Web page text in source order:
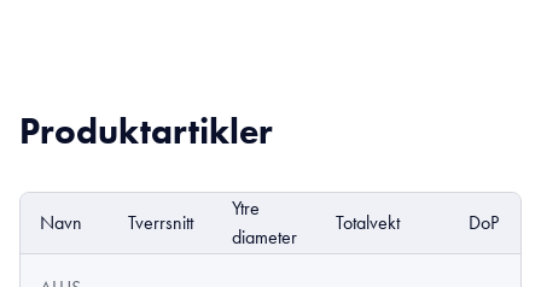
Produktartikler
Navn Tverrsnitt
Ytre
diameter
Totalvekt DoP